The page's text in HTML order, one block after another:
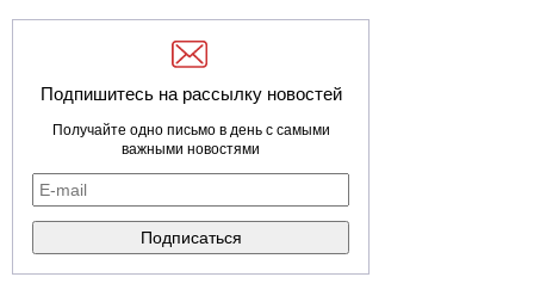
Подпишитесь на рассылку новостей
Получайте одно письмо в день с самыми
важными новостями